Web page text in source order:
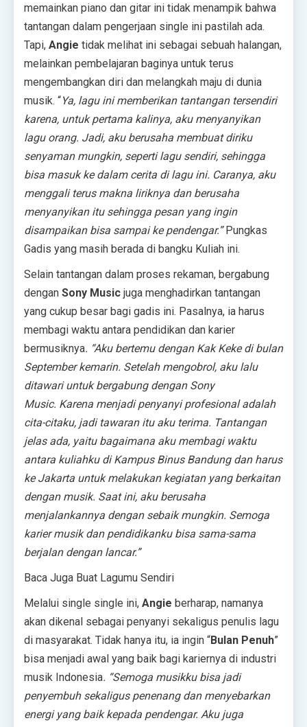
memainkan piano dan gitar ini tidak menampik bahwa
tantangan dalam pengerjaan single ini pastilah ada.
Tapi, Angie tidak melihat ini sebagai sebuah halangan,
melainkan pembelajaran baginya untuk terus
mengembangkan diri dan melangkah maju di dunia
musik. “Ya, lagu ini memberikan tantangan tersendiri
karena, untuk pertama kalinya, aku menyanyikan
lagu orang. Jadi, aku berusaha membuat diriku
senyaman mungkin, seperti lagu sendiri, sehingga
bisa masuk ke dalam cerita di lagu ini. Caranya, aku
menggali terus makna liriknya dan berusaha
menyanyikan itu sehingga pesan yang ingin
disampaikan bisa sampai ke pendengar.” Pungkas
Gadis yang masih berada di bangku Kuliah ini.
Selain tantangan dalam proses rekaman, bergabung
dengan Sony Music juga menghadirkan tantangan
yang cukup besar bagi gadis ini. Pasalnya, ia harus
membagi waktu antara pendidikan dan karier
bermusiknya. “Aku bertemu dengan Kak Keke di bulan
September kemarin. Setelah mengobrol, aku lalu
ditawari untuk bergabung dengan Sony
Music. Karena menjadi penyanyi profesional adalah
cita-citaku, jadi tawaran itu aku terima. Tantangan
jelas ada, yaitu bagaimana aku membagi waktu
antara kuliahku di Kampus Binus Bandung dan harus
ke Jakarta untuk melakukan kegiatan yang berkaitan
dengan musik. Saat ini, aku berusaha
menjalankannya dengan sebaik mungkin. Semoga
karier musik dan pendidikanku bisa sama-sama
berjalan dengan lancar.”
Baca Juga Buat Lagumu Sendiri
Melalui single single ini, Angie berharap, namanya
akan dikenal sebagai penyanyi sekaligus penulis lagu
di masyarakat. Tidak hanya itu, ia ingin “Bulan Penuh”
bisa menjadi awal yang baik bagi kariernya di industri
musik Indonesia. “Semoga musikku bisa jadi
penyembuh sekaligus penenang dan menyebarkan
energi yang baik kepada pendengar. Aku juga